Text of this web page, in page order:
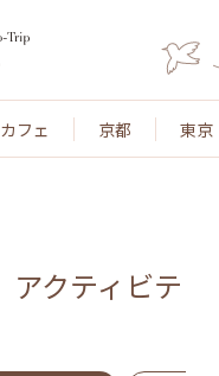
カフェ 京都 東京
アクティビテ